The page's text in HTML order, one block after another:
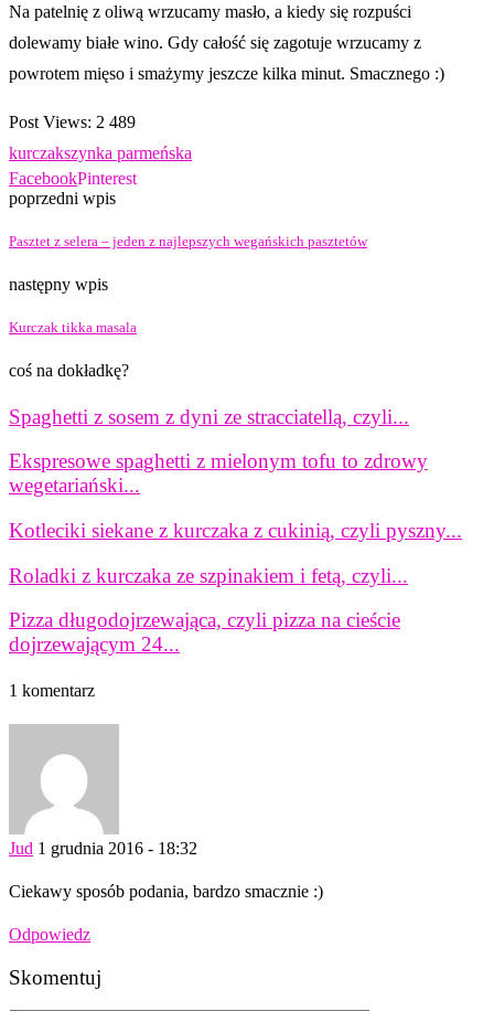
Na patelnię z oliwą wrzucamy masło, a kiedy się rozpuści
dolewamy białe wino. Gdy całość się zagotuje wrzucamy z
powrotem mięso i smażymy jeszcze kilka minut. Smacznego :)
Post Views: 2 489
kurczakszynka parmeńska
FacebookPinterest
poprzedni wpis
Pasztet z selera – jeden z najlepszych wegańskich pasztetów
następny wpis
Kurczak tikka masala
coś na dokładkę?
Spaghetti z sosem z dyni ze stracciatellą, czyli...
Ekspresowe spaghetti z mielonym tofu to zdrowy
wegetariański...
Kotleciki siekane z kurczaka z cukinią, czyli pyszny...
Roladki z kurczaka ze szpinakiem i fetą, czyli...
Pizza długodojrzewająca, czyli pizza na cieście
dojrzewającym 24...
1 komentarz
Jud 1 grudnia 2016 - 18:32
Ciekawy sposób podania, bardzo smacznie :)
Odpowiedz
Skomentuj